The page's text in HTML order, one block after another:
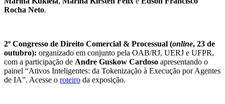
Rocha Neto.
2º Congresso de Direito Comercial & Processual (online, 23 de
outubro): organizado em conjunto pela OAB/RJ, UERJ e UFPR,
com a participação de Andre Guskow Cardoso apresentando o
painel “Ativos Inteligentes: da Tokenização à Execução por Agentes
de IA”. Acesse o roteiro da exposição.